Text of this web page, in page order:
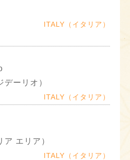
ITALY（イタリア）
デーリオ）
ITALY（イタリア）
ア エリア）
ITALY（イタリア）